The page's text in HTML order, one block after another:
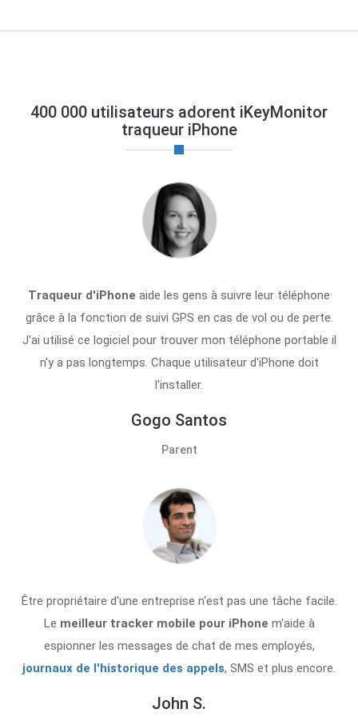
400 000 utilisateurs adorent iKeyMonitor
traqueur iPhone
Traqueur d'iPhone aide les gens à suivre leur téléphone
grâce à la fonction de suivi GPS en cas de vol ou de perte.
J'ai utilisé ce logiciel pour trouver mon téléphone portable il
n'y a pas longtemps. Chaque utilisateur d'iPhone doit
l'installer.
Gogo Santos
Parent
Être propriétaire d'une entreprise n'est pas une tâche facile.
Le meilleur tracker mobile pour iPhone m'aide à
espionner les messages de chat de mes employés,
journaux de l'historique des appels, SMS et plus encore.
John S.